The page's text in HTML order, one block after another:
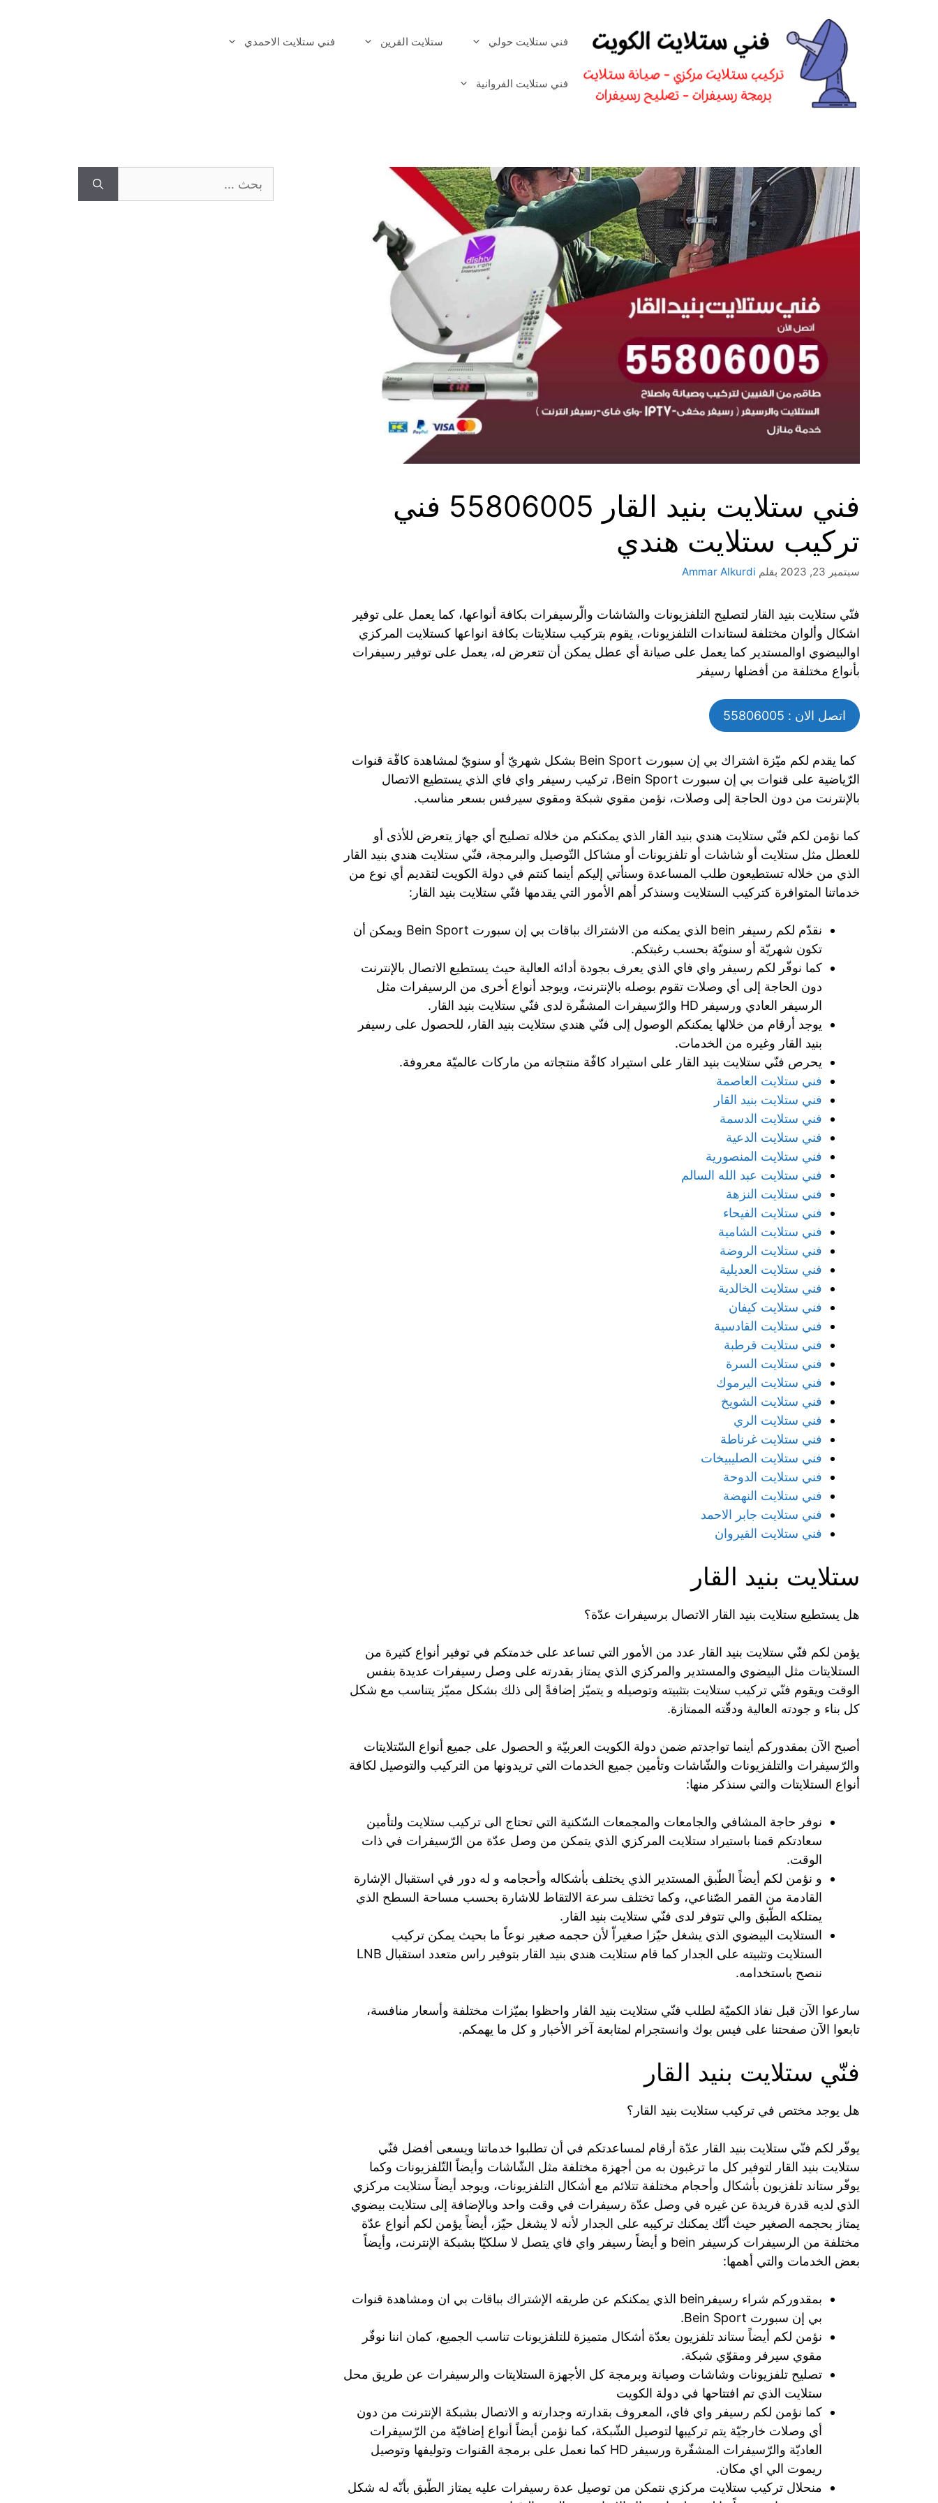
فني ستلايت حولي ستلايت القرين فني ستلايت الاحمدي
فني ستلايت الفروانية
فني ستلايت بنيد القار 55806005 فني
تركيب ستلايت هندي
سبتمبر 23, 2023 بقلم Ammar Alkurdi
فنّي ستلايت بنيد القار لتصليح التلفزيونات والشاشات والّرسيفرات بكافة أنواعها، كما يعمل على توفير
اشكال وألوان مختلفة لستاندات التلفزيونات، يقوم بتركيب ستلايتات بكافة انواعها كستلايت المركزي
اوالبيضوي اوالمستدير كما يعمل على صيانة أي عطل يمكن أن تتعرض له، يعمل على توفير رسيفرات
بأنواع مختلفة من أفضلها رسيفر
اتصل الان : 55806005
كما يقدم لكم ميّزة اشتراك بي إن سبورت Bein Sport بشكل شهريّ أو سنويّ لمشاهدة كافّة قنوات
الرّياضية على قنوات بي إن سبورت Bein Sport، تركيب رسيفر واي فاي الذي يستطيع الاتصال
بالإنترنت من دون الحاجة إلى وصلات، نؤمن مقوي شبكة ومقوي سيرفس بسعر مناسب.
كما نؤمن لكم فنّي ستلايت هندي بنيد القار الذي يمكنكم من خلاله تصليح أي جهاز يتعرض للأذى أو
للعطل مثل ستلايت أو شاشات أو تلفزيونات أو مشاكل التّوصيل والبرمجة، فنّي ستلايت هندي بنيد القار
الذي من خلاله تستطيعون طلب المساعدة وسنأتي إليكم أينما كنتم في دولة الكويت لتقديم أي نوع من
خدماتنا المتوافرة كتركيب الستلايت وسنذكر أهم الأمور التي يقدمها فنّي ستلايت بنيد القار:
نقدّم لكم رسيفر bein الذي يمكنه من الاشتراك بباقات بي إن سبورت Bein Sport ويمكن أن
تكون شهريّة أو سنويّة بحسب رغبتكم.
كما نوفّر لكم رسيفر واي فاي الذي يعرف بجودة أدائه العالية حيث يستطيع الاتصال بالإنترنت
دون الحاجة إلى أي وصلات تقوم بوصله بالإنترنت، ويوجد أنواع أخرى من الرسيفرات مثل
الرسيفر العادي ورسيفر HD والرّسيفرات المشفّرة لدى فنّي ستلايت بنيد القار.
يوجد أرقام من خلالها يمكنكم الوصول إلى فنّي هندي ستلايت بنيد القار، للحصول على رسيفر
بنيد القار وغيره من الخدمات.
يحرص فنّي ستلايت بنيد القار على استيراد كافّة منتجاته من ماركات عالميّة معروفة.
فني ستلايت العاصمة
فني ستلايت بنيد القار
فني ستلايت الدسمة
فني ستلايت الدعية
فني ستلايت المنصورية
فني ستلايت عبد الله السالم
فني ستلايت النزهة
فني ستلايت الفيحاء
فني ستلايت الشامية
فني ستلايت الروضة
فني ستلايت العديلية
فني ستلايت الخالدية
فني ستلايت كيفان
فني ستلايت القادسية
فني ستلايت قرطبة
فني ستلايت السرة
فني ستلايت اليرموك
فني ستلايت الشويخ
فني ستلايت الري
فني ستلايت غرناطة
فني ستلايت الصليبيخات
فني ستلايت الدوحة
فني ستلايت النهضة
فني ستلايت جابر الاحمد
فني ستلايت القيروان
ستلايت بنيد القار
هل يستطيع ستلايت بنيد القار الاتصال برسيفرات عدّة؟
يؤمن لكم فنّي ستلايت بنيد القار عدد من الأمور التي تساعد على خدمتكم في توفير أنواع كثيرة من
الستلايتات مثل البيضوي والمستدير والمركزي الذي يمتاز بقدرته على وصل رسيفرات عديدة بنفس
الوقت ويقوم فنّي تركيب ستلايت بتثبيته وتوصيله و يتميّز إضافةً إلى ذلك بشكل مميّز يتناسب مع شكل
كل بناء و جودته العالية ودقّته الممتازة.
أصبح الآن بمقدوركم أينما تواجدتم ضمن دولة الكويت العربيّة و الحصول على جميع أنواع السّتلايتات
والرّسيفرات والتلفزيونات والشّاشات وتأمين جميع الخدمات التي تريدونها من التركيب والتوصيل لكافة
أنواع الستلايتات والتي سنذكر منها:
نوفر حاجة المشافي والجامعات والمجمعات السّكنية التي تحتاج الى تركيب ستلايت ولتأمين
سعادتكم قمنا باستيراد ستلايت المركزي الذي يتمكن من وصل عدّة من الرّسيفرات في ذات
الوقت.
و نؤمن لكم أيضاً الطّبق المستدير الذي يختلف بأشكاله وأحجامه و له دور في استقبال الإشارة
القادمة من القمر الصّناعي، وكما تختلف سرعة الالتقاط للاشارة بحسب مساحة السطح الذي
يمتلكه الطّبق والي تتوفر لدى فنّي ستلايت بنيد القار.
الستلايت البيضوي الذي يشغل حيّزا صغيراّ لأن حجمه صغير نوعاً ما بحيث يمكن تركيب
الستلايت وتثبيته على الجدار كما قام ستلايت هندي بنيد القار بتوفير راس متعدد استقبال LNB
ننصح باستخدامه.
سارعوا الآن قبل نفاذ الكميّة لطلب فنّي ستلايت بنيد القار واحظوا بميّزات مختلفة وأسعار منافسة،
تابعوا الآن صفحتنا على فيس بوك وانستجرام لمتابعة آخر الأخبار و كل ما يهمكم.
فنّي ستلايت بنيد القار
هل يوجد مختص في تركيب ستلايت بنيد القار؟
يوفّر لكم فنّي ستلايت بنيد القار عدّة أرقام لمساعدتكم في أن تطلبوا خدماتنا ويسعى أفضل فنّي
ستلايت بنيد القار لتوفير كل ما ترغبون به من أجهزة مختلفة مثل الشّاشات وأيضاً التّلفزيونات وكما
يوفّر ستاند تلفزيون بأشكال وأحجام مختلفة تتلائم مع أشكال التلفزيونات، ويوجد أيضاً ستلايت مركزي
الذي لديه قدرة فريدة عن غيره في وصل عدّة رسيفرات في وقت واحد وبالإضافة إلى ستلايت بيضوي
يمتاز بحجمه الصغير حيث أنّك يمكنك تركيبه على الجدار لأنه لا يشغل حيّز، أيضاً يؤمن لكم أنواع عدّة
مختلفة من الرسيفرات كرسيفر bein و أيضاً رسيفر واي فاي يتصل لا سلكيّا بشبكة الإنترنت، وأيضاً
بعض الخدمات والتي أهمها:
بمقدوركم شراء رسيفرbein الذي يمكنكم عن طريقه الإشتراك بباقات بي ان ومشاهدة قنوات
بي إن سبورت Bein Sport.
نؤمن لكم أيضاً ستاند تلفزيون بعدّة أشكال متميزة للتلفزيونات تناسب الجميع، كمان اننا نوفّر
مقوي سيرفر ومقوّي شبكة.
تصليح تلفزيونات وشاشات وصيانة وبرمجة كل الأجهزة الستلايتات والرسيفرات عن طريق محل
ستلايت الذي تم افتتاحها في دولة الكويت
كما نؤمن لكم رسيفر واي فاي، المعروف بقدارته وجدارته و الاتصال بشبكة الإنترنت من دون
أي وصلات خارجيّة يتم تركيبها لتوصيل الشّبكة، كما نؤمن أيضاً أنواع إضافيّة من الرّسيفرات
العاديّة والرّسيفرات المشفّرة ورسيفر HD كما نعمل على برمجة القنوات وتوليفها وتوصيل
ريموت الي اي مكان.
منحلال تركيب ستلايت مركزي نتمكن من توصيل عدة رسيفرات عليه يمتاز الطّبق بأنّه له شكل
عن: